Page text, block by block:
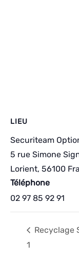
LIEU
Securiteam
5 rue Simone
Lorient, 56100
Téléphone
02 97 85 92 91
Recyclage
1